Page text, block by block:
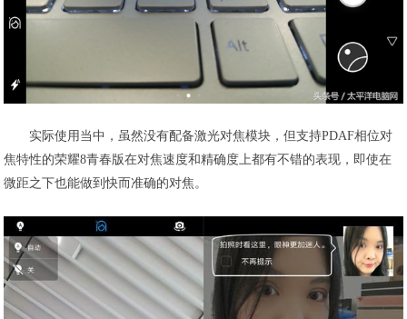
实际使用当中，虽然没有配备激光对焦模块，但支持PDAF相位对
焦特性的荣耀8青春版在对焦速度和精确度上都有不错的表现，即使在
微距之下也能做到快而准确的对焦。